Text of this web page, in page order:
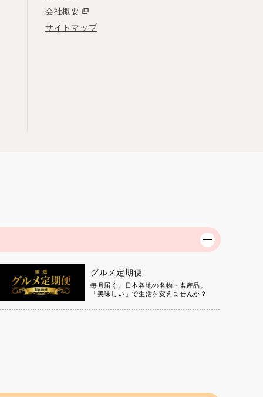
会社概要
サイトマップ
グルメ定期便
毎月届く、日本各地の名物・名産品。
「美味しい」で生活を変えませんか？